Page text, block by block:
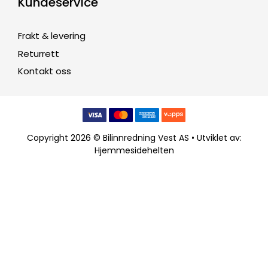
Frakt & levering
Returrett
Kontakt oss
Copyright 2026 © Bilinnredning Vest AS • Utviklet av:
Hjemmesidehelten